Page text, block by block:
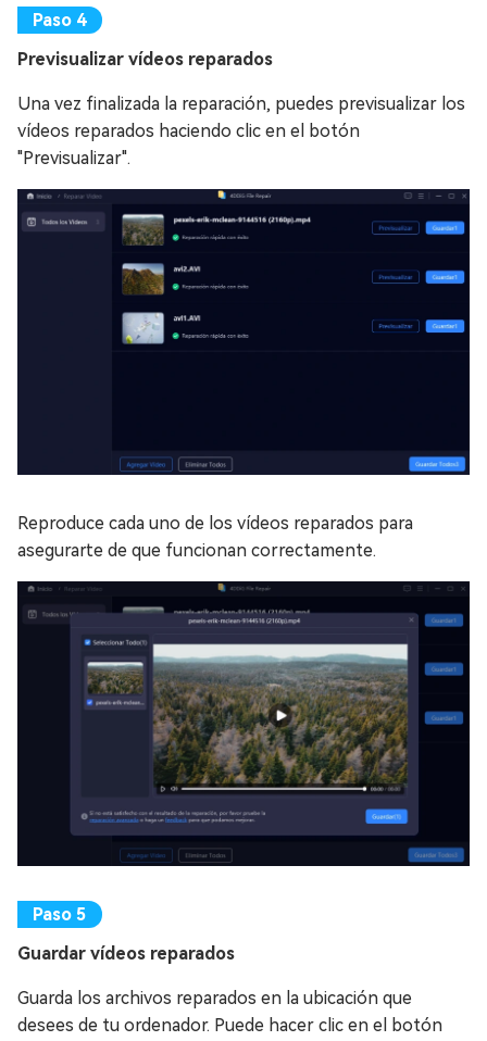
Previsualizar vídeos reparados
Una vez finalizada la reparación, puedes previsualizar los
vídeos reparados haciendo clic en el botón
"Previsualizar".
Reproduce cada uno de los vídeos reparados para
asegurarte de que funcionan correctamente.
Guardar vídeos reparados
Guarda los archivos reparados en la ubicación que
desees de tu ordenador. Puede hacer clic en el botón